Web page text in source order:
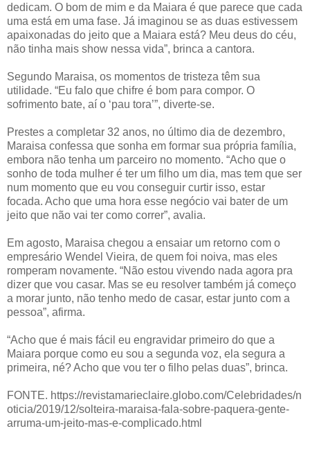
dedicam. O bom de mim e da Maiara é que parece que cada
uma está em uma fase. Já imaginou se as duas estivessem
apaixonadas do jeito que a Maiara está? Meu deus do céu,
não tinha mais show nessa vida”, brinca a cantora.
Segundo Maraisa, os momentos de tristeza têm sua
utilidade. “Eu falo que chifre é bom para compor. O
sofrimento bate, aí o ‘pau tora’”, diverte-se.
Prestes a completar 32 anos, no último dia de dezembro,
Maraisa confessa que sonha em formar sua própria família,
embora não tenha um parceiro no momento. “Acho que o
sonho de toda mulher é ter um filho um dia, mas tem que ser
num momento que eu vou conseguir curtir isso, estar
focada. Acho que uma hora esse negócio vai bater de um
jeito que não vai ter como correr”, avalia.
Em agosto, Maraisa chegou a ensaiar um retorno com o
empresário Wendel Vieira, de quem foi noiva, mas eles
romperam novamente. “Não estou vivendo nada agora pra
dizer que vou casar. Mas se eu resolver também já começo
a morar junto, não tenho medo de casar, estar junto com a
pessoa”, afirma.
“Acho que é mais fácil eu engravidar primeiro do que a
Maiara porque como eu sou a segunda voz, ela segura a
primeira, né? Acho que vou ter o filho pelas duas”, brinca.
FONTE. https://revistamarieclaire.globo.com/Celebridades/n
oticia/2019/12/solteira-maraisa-fala-sobre-paquera-gente-
arruma-um-jeito-mas-e-complicado.html